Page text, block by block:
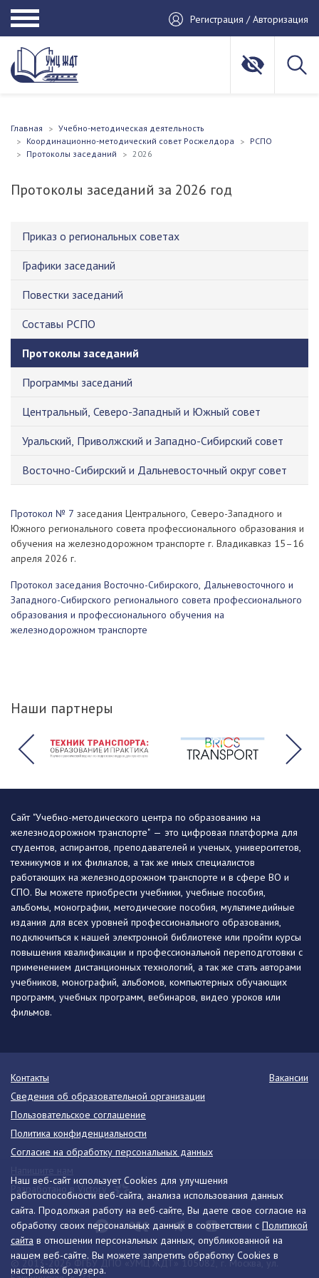
Регистрация / Авторизация
Главная
Учебно-методическая деятельность
Координационно-методический совет Росжелдора
РСПО
Протоколы заседаний
2026
Протоколы заседаний за 2026 год
Приказ о региональных советах
Графики заседаний
Повестки заседаний
Составы РСПО
Протоколы заседаний
Программы заседаний
Центральный, Северо-Западный и Южный совет
Уральский, Приволжский и Западно-Сибирский совет
Восточно-Сибирский и Дальневосточный округ совет
Протокол № 7 заседания Центрального, Северо-Западного и
Южного регионального совета профессионального образования и
обучения на железнодорожном транспорте г. Владикавказ 15–16
апреля 2026 г.
Протокол заседания Восточно-Сибирского, Дальневосточного и
Западного-Сибирского регионального совета профессионального
образования и профессионального обучения на
железнодорожном транспорте
Наши партнеры
Наш веб-сайт использует Cookies для улучшения
работоспособности веб-сайта, анализа использования данных
сайта. Продолжая работу на веб-сайте, Вы даете свое согласие на
обработку своих персональных данных в соответствии с Политикой
сайта в отношении персональных данных, опубликованной на
нашем веб-сайте. Вы можете запретить обработку Cookies в
настройках браузера.
Сайт "Учебно-методического центра по образованию на
железнодорожном транспорте" — это цифровая платформа для
студентов, аспирантов, преподавателей и ученых, университетов,
техникумов и их филиалов, а так же иных специалистов
работающих на железнодорожном транспорте и в сфере ВО и
СПО. Вы можете приобрести учебники, учебные пособия,
альбомы, монографии, методические пособия, мультимедийные
издания для всех уровней профессионального образования,
подключиться к нашей электронной библиотеке или пройти курсы
повышения квалификации и профессиональной переподготовки с
применением дистанционных технологий, а так же стать авторами
учебников, монографий, альбомов, компьютерных обучающих
программ, учебных программ, вебинаров, видео уроков или
фильмов.
© 2013-2026 ФГБУ ДПО «УМЦ ЖДТ» 105082, г. Москва, ул.
Контакты
Вакансии
Сведения об образовательной организации
Пользовательское соглашение
Политика конфиденциальности
Согласие на обработку персональных данных
Разработано в Victory